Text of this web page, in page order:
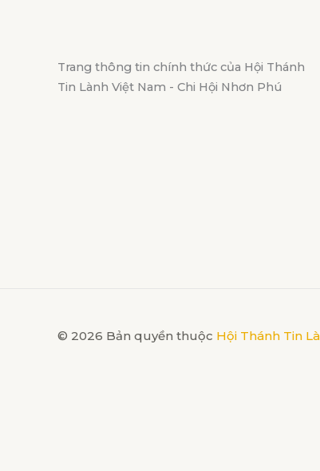
Trang thông tin chính thức của Hội Thánh
Tin Lành Việt Nam - Chi Hội Nhơn Phú
© 2026 Bản quyền thuộc Hội Thánh Tin